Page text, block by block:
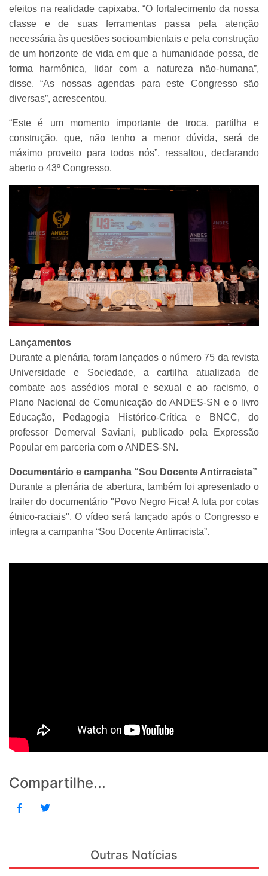
efeitos na realidade capixaba. “O fortalecimento da nossa
classe e de suas ferramentas passa pela atenção
necessária às questões socioambientais e pela construção
de um horizonte de vida em que a humanidade possa, de
forma harmônica, lidar com a natureza não-humana”,
disse. “As nossas agendas para este Congresso são
diversas”, acrescentou.
“Este é um momento importante de troca, partilha e
construção, que, não tenho a menor dúvida, será de
máximo proveito para todos nós”, ressaltou, declarando
aberto o 43º Congresso.
Lançamentos
Durante a plenária, foram lançados o número 75 da revista
Universidade e Sociedade, a cartilha atualizada de
combate aos assédios moral e sexual e ao racismo, o
Plano Nacional de Comunicação do ANDES-SN e o livro
Educação, Pedagogia Histórico-Crítica e BNCC, do
professor Demerval Saviani, publicado pela Expressão
Popular em parceria com o ANDES-SN.
Documentário e campanha “Sou Docente Antirracista”
Durante a plenária de abertura, também foi apresentado o
trailer do documentário "Povo Negro Fica! A luta por cotas
étnico-raciais". O vídeo será lançado após o Congresso e
integra a campanha “Sou Docente Antirracista”.
Compartilhe...
Outras Notícias